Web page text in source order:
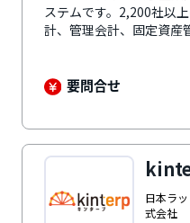
ステムです。2,200社以
計、管理会計、固定資産
ど、多岐にわたる業務
ーズに対応します。ま
のアドオンやカスタマイ
能で、デジタルトランス
進基盤としても活用でき
要問合せ
日本ラ
式会社